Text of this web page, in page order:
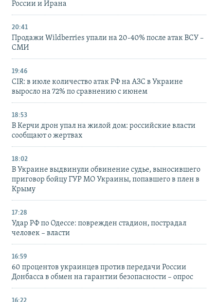
России и Ирана
20:41
Продажи Wildberries упали на 20-40% после атак ВСУ –
СМИ
19:46
CIR: в июле количество атак РФ на АЗС в Украине
выросло на 72% по сравнению с июнем
18:53
В Керчи дрон упал на жилой дом: российские власти
сообщают о жертвах
18:02
В Украине выдвинули обвинение судье, выносившего
приговор бойцу ГУР МО Украины, попавшего в плен в
Крыму
17:28
Удар РФ по Одессе: поврежден стадион, пострадал
человек – власти
16:59
60 процентов украинцев против передачи России
Донбасса в обмен на гарантии безопасности – опрос